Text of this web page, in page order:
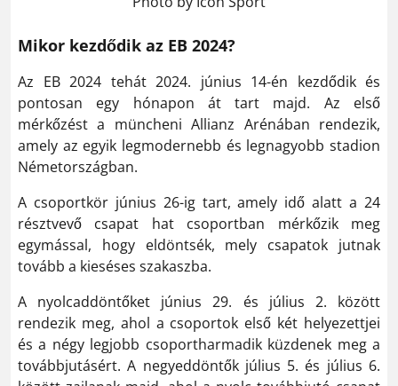
Mikor kezdődik az EB 2024?
Az EB 2024 tehát 2024. június 14-én kezdődik és
pontosan egy hónapon át tart majd. Az első
mérkőzést a müncheni Allianz Arénában rendezik,
amely az egyik legmodernebb és legnagyobb stadion
Németországban.
A csoportkör június 26-ig tart, amely idő alatt a 24
résztvevő csapat hat csoportban mérkőzik meg
egymással, hogy eldöntsék, mely csapatok jutnak
tovább a kieséses szakaszba.
A nyolcaddöntőket június 29. és július 2. között
rendezik meg, ahol a csoportok első két helyezettjei
és a négy legjobb csoportharmadik küzdenek meg a
továbbjutásért. A negyeddöntők július 5. és július 6.